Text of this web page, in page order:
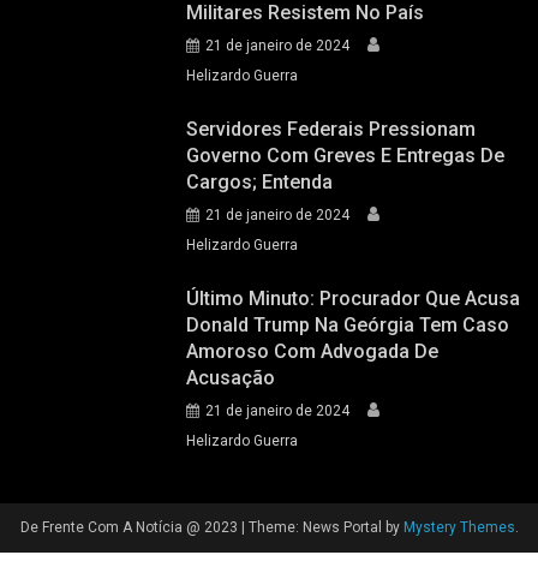
Militares Resistem No País
21 de janeiro de 2024
Helizardo Guerra
Servidores Federais Pressionam
Governo Com Greves E Entregas De
Cargos; Entenda
21 de janeiro de 2024
Helizardo Guerra
Último Minuto: Procurador Que Acusa
Donald Trump Na Geórgia Tem Caso
Amoroso Com Advogada De
Acusação
21 de janeiro de 2024
Helizardo Guerra
De Frente Com A Notícia @ 2023 Theme: News Portal by Mystery Themes.